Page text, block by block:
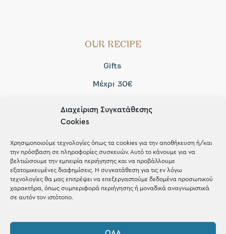
Διαχείριση Συγκατάθεσης
Cookies
Χρησιμοποιούμε τεχνολογίες όπως τα cookies για την αποθήκευση ή/και
την πρόσβαση σε πληροφορίες συσκευών. Αυτό το κάνουμε για να
βελτιώσουμε την εμπειρία περιήγησης και να προβάλλουμε
εξατομικευμένες διαφημίσεις. Η συγκατάθεση για τις εν λόγω
τεχνολογίες θα μας επιτρέψει να επεξεργαστούμε δεδομένα προσωπικού
χαρακτήρα, όπως συμπεριφορά περιήγησης ή μοναδικά αναγνωριστικά
σε αυτόν τον ιστότοπο.
OUR RECIPE
Gifts
Μέχρι 30€
Shop the look
ΚΑΤΑΣΤΗΜΑ
2421 217300